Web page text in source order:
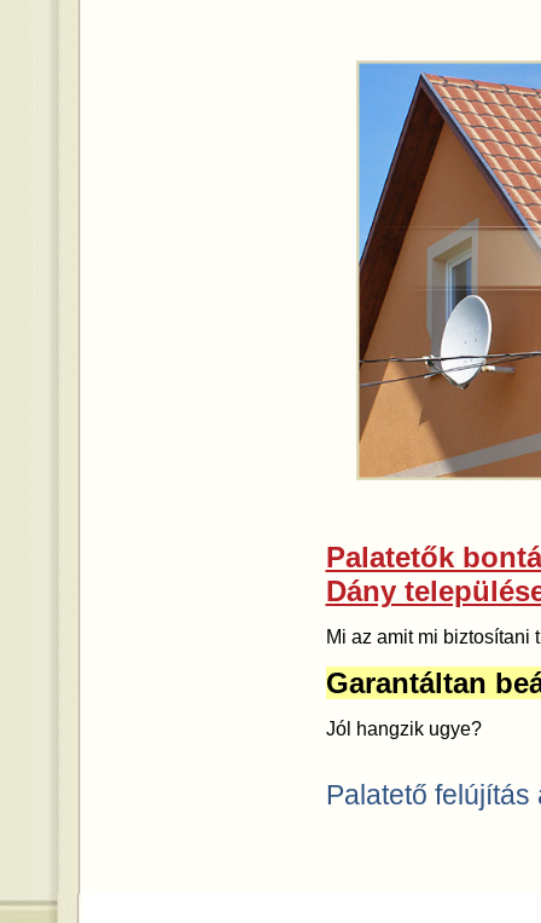
Palatetők
Dány
Mi az amit mi biztosítani
Garantáltan
Jól hangzik ugye?
Palatető felújítás